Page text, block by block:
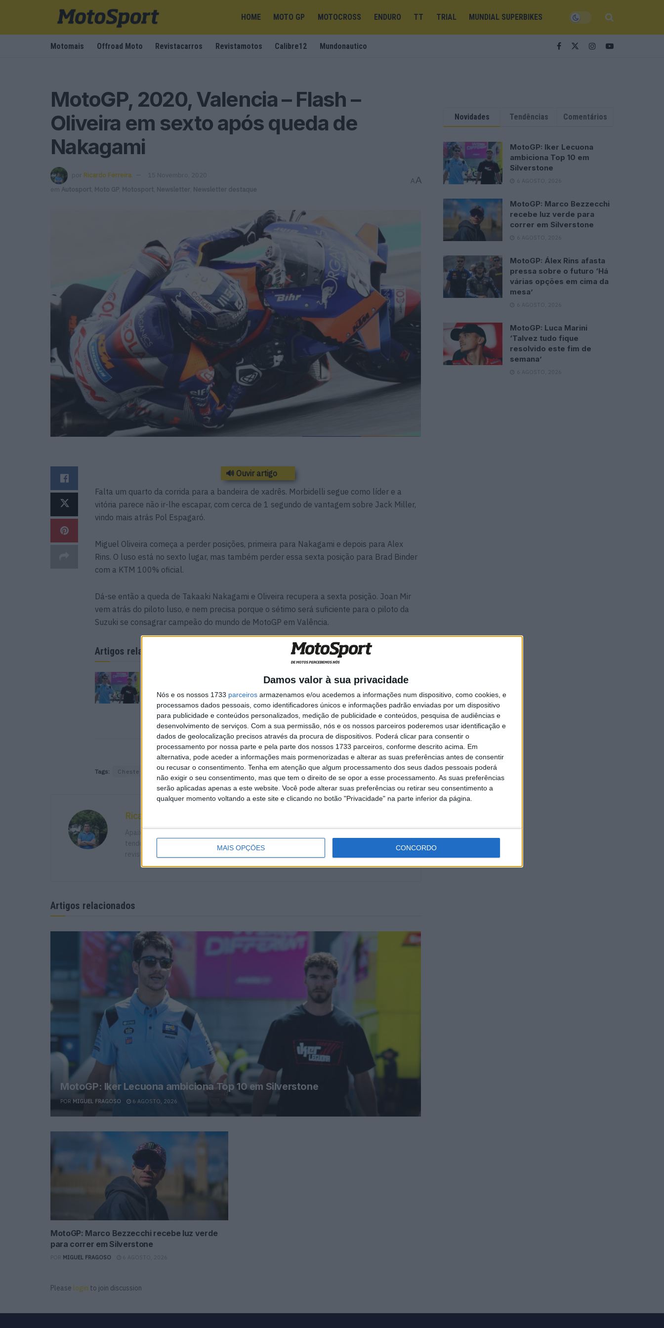
Damos valor à sua privacidade
Nós e os nossos 1733 parceiros armazenamos e/ou acedemos a informações num dispositivo, como cookies, e
processamos dados pessoais, como identificadores únicos e informações padrão enviadas por um dispositivo
para publicidade e conteúdos personalizados, medição de publicidade e conteúdos, pesquisa de audiências e
desenvolvimento de serviços. Com a sua permissão, nós e os nossos parceiros poderemos usar identificação e
dados de geolocalização precisos através da procura de dispositivos. Poderá clicar para consentir o
processamento por nossa parte e pela parte dos nossos 1733 parceiros, conforme descrito acima. Em
alternativa, pode aceder a informações mais pormenorizadas e alterar as suas preferências antes de consentir
ou recusar o consentimento. Tenha em atenção que algum processamento dos seus dados pessoais poderá
não exigir o seu consentimento, mas que tem o direito de se opor a esse processamento. As suas preferências
serão aplicadas apenas a este website. Você pode alterar suas preferências ou retirar seu consentimento a
qualquer momento voltando a este site e clicando no botão "Privacidade" na parte inferior da página.
MAIS OPÇÕES CONCORDO
HOME MOTO GP MOTOCROSS ENDURO TT TRIAL MUNDIAL SUPERBIKES
Motomais Offroad Moto Revistacarros Revistamotos Calibre12 Mundonautico
MotoGP, 2020, Valencia – Flash –
Oliveira em sexto após queda de
Nakagami
por Ricardo Ferreira
15 Novembro, 2020
em
Autosport Moto GP Motosport Newsletter Newsletter destaque
AA
🔊 Ouvir artigo
Falta um quarto da corrida para a bandeira de xadrês. Morbidelli segue como líder e a
vitória parece não ir-lhe escapar, com cerca de 1 segundo de vantagem sobre Jack Miller,
vindo mais atrás Pol Espagaró.
Miguel Oliveira começa a perder posições, primeira para Nakagami e depois para Alex
Rins. O luso está no sexto lugar, mas também perder essa sexta posição para Brad Binder
com a KTM 100% oficial.
Dá-se então a queda de Takaaki Nakagami e Oliveira recupera a sexta posição. Joan Mir
vem atrás do piloto luso, e nem precisa porque o sétimo será suficiente para o piloto da
Suzuki se consagrar campeão do mundo de MotoGP em Valência.
Artigos relacionados
Silverstone
6 AGOSTO, 2026
MotoGP: Marco Bezzecchi
recebe luz verde para correr
em Silverstone
6 AGOSTO, 2026
Tags: Cheste corrida Flash Miguel Oliveira MotoGP Nakagami Ricardo Tormo
Ricardo Ferreira
Apaixonado por motos desde muito cedo, está desde há muito ligado à Comunicação Social,
tendo trabalhado em diversos meios como AutoHoje, revista Motociclismo, jornal Volante,
revista MotoMagazine e Autosport, entre outros.
Artigos relacionados
MotoGP: Iker Lecuona ambiciona Top 10 em Silverstone
POR MIGUEL FRAGOSO 6 AGOSTO, 2026
MotoGP: Marco Bezzecchi recebe luz verde
para correr em Silverstone
MIGUEL FRAGOSO 6 AGOSTO, 2026
Please login to join discussion
Novidades Tendências Comentários
MotoGP: Iker Lecuona
ambiciona Top 10 em
Silverstone
6 AGOSTO, 2026
MotoGP: Marco Bezzecchi
recebe luz verde para
correr em Silverstone
6 AGOSTO, 2026
MotoGP: Álex Rins afasta
pressa sobre o futuro ‘Há
várias opções em cima da
mesa’
6 AGOSTO, 2026
MotoGP: Luca Marini
‘Talvez tudo fique
resolvido este fim de
semana’
6 AGOSTO, 2026